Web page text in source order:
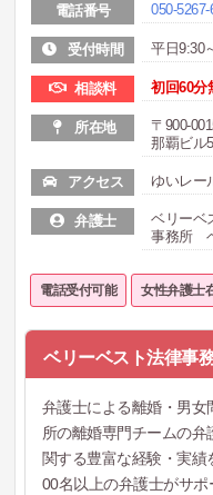
電話番号 050-5267-
受付時間 平日9:30
相談料 初回60分
所在地
〒
那覇ビル
アクセス ゆいレー
弁護士
ベリーベ
事務所
電話受付可能 女性弁護士
ベリーベスト法律事
弁護士による離婚・男
所の離婚専門チームの
関する豊富な経験・実
00名以上の弁護士がサ